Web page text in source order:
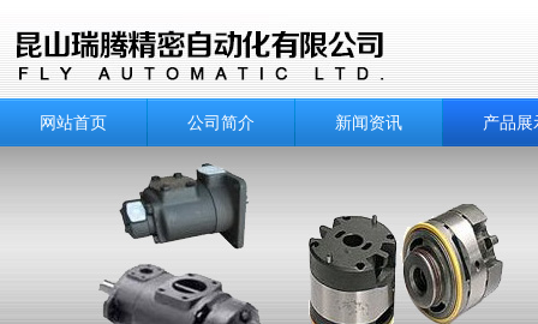
网站首页 公司简介 新闻资讯 产品展